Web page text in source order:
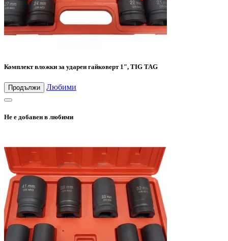
Комплект вложки за ударен гайковерт 1″, TIG TAG
Продължи Любими
Не е добавен в любими